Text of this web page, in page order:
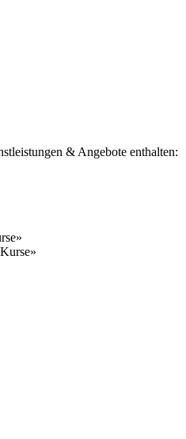
& Angebote enthalten: